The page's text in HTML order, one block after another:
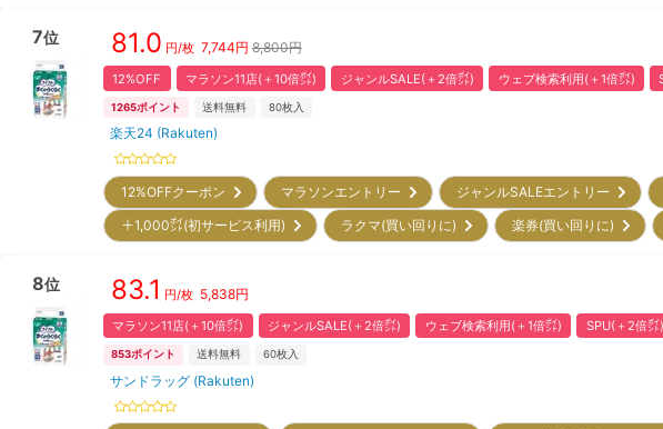
7位 81.0 円/枚 7,744円 8,800円
12%OFF マラソン11店(＋10倍㌽) ジャンルSALE(＋2倍㌽) ウェブ検索利用(＋1倍㌽)
1265ポイント 送料無料 80枚入
楽天24 (Rakuten)
12%OFFクーポン マラソンエントリー ジャンルSALEエントリー
＋1,000㌽(初サービス利用)
ラクマ(買い回りに) 楽券(買い回りに)
8位 83.1 円/枚 5,838円
マラソン11店(＋10倍㌽) ジャンルSALE(＋2倍㌽) ウェブ検索利用(＋1倍㌽) SPU(＋2倍㌽)
853ポイント 送料無料 60枚入
サンドラッグ (Rakuten)